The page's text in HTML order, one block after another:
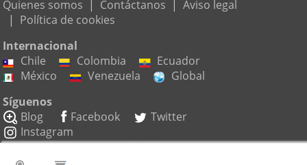
Quienes somos | Contáctanos | Aviso legal
| Política de cookies
Internacional
Chile
Colombia
Ecuador
México
Venezuela
Global
Síguenos
Blog
Facebook
Twitter
Instagram
Suscríbete a nuestro boletín